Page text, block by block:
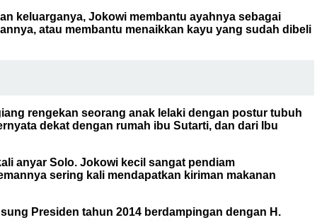
keluarganya, Jokowi membantu ayahnya sebagai
atau membantu menaikkan kayu yang sudah dibeli
rengekan seorang anak lelaki dengan postur tubuh
dekat dengan rumah ibu Sutarti, dan dari Ibu
anyar Solo. Jokowi kecil sangat pendiam
sering kali mendapatkan kiriman makanan
Presiden tahun 2014 berdampingan dengan H.